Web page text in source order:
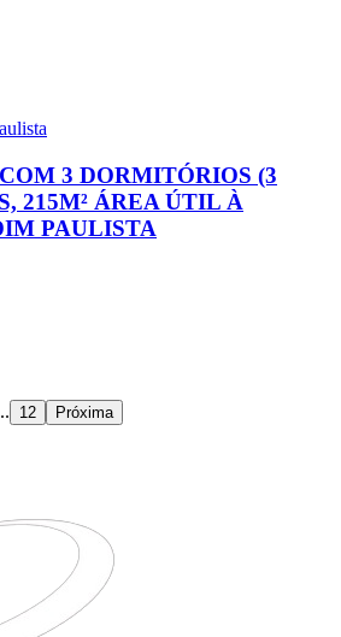
3 DORMITÓRIOS (3
215M² ÁREA ÚTIL À
PAULISTA
12 Próxima